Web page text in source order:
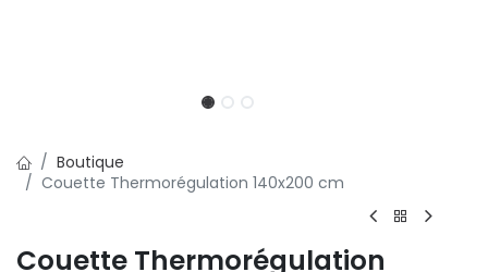
Boutique
Couette Thermorégulation 140x200 cm
Couette Thermorégulation